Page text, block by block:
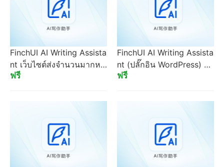
FinchUI AI Writing Assista
nt เว็บไซต์ส่งจำนวนมากหล
ายเว็บไซต์ (ปลั๊กอิน Z-Blog)
ฟรี
FinchUI AI Writing Assista
nt (ปลั๊กอิน WordPress) ไซ
ต์ส่งจำนวนมากหลายเว็บไซ
ฟรี